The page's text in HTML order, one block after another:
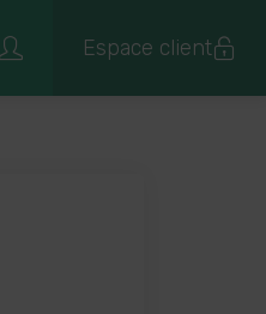
Espace client